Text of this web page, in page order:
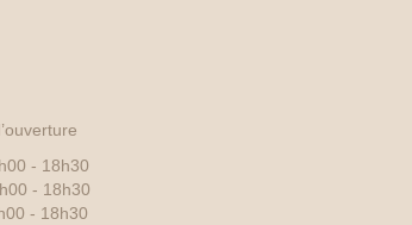
- 18h30
- 18h30
- 18h30